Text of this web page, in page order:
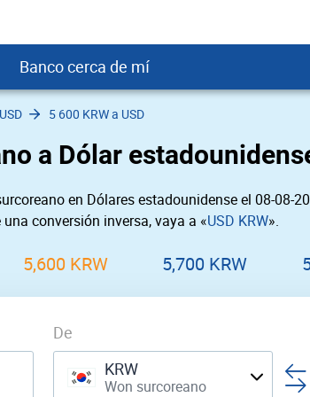
crediticio
Banco cerca de mí
de Mí
Cerca de Mí
de Mí
Cerca de Mí
5 600 KRW a USD
a Dólar
en Dólares estadounidense el 08-08-
conversión inversa, vaya a «USD KRW».
5,600 KRW 5,700 KRW
De
KRW
Won surcoreano